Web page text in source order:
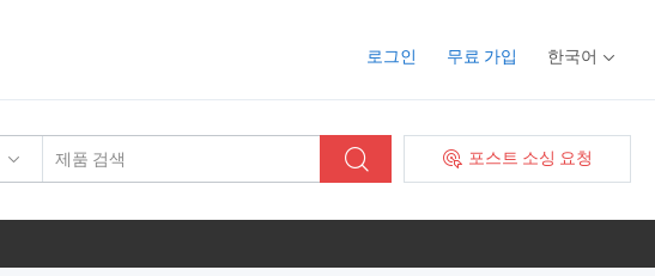
로그인 무료 가입 한국어
포스트 소싱 요청